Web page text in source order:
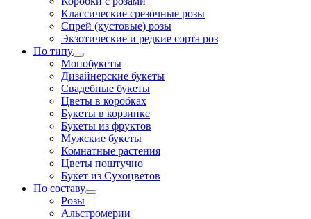
Классические срезочные розы
Спрей (кустовые) розы
Экзотические и редкие сорта роз
По типу
Монобукеты
Дизайнерские букеты
Свадебные букеты
Цветы в коробках
Букеты в корзинке
Букеты из фруктов
Мужские букеты
Комнатные растения
Цветы поштучно
Букет из Сухоцветов
По составу
Розы
Альстромерии